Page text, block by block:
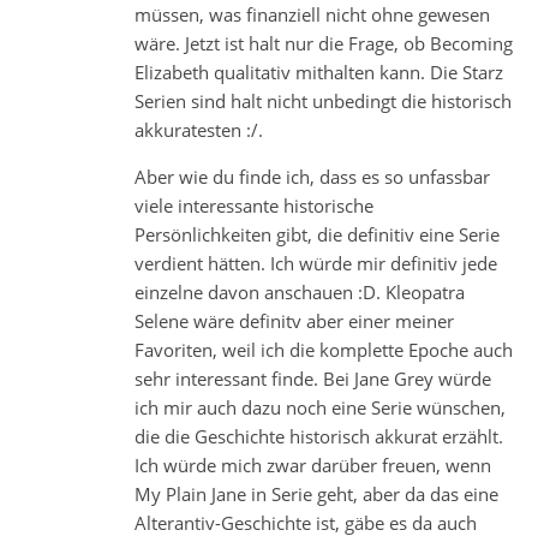
müssen, was finanziell nicht ohne gewesen
wäre. Jetzt ist halt nur die Frage, ob Becoming
Elizabeth qualitativ mithalten kann. Die Starz
Serien sind halt nicht unbedingt die historisch
akkuratesten :/.
Aber wie du finde ich, dass es so unfassbar
viele interessante historische
Persönlichkeiten gibt, die definitiv eine Serie
verdient hätten. Ich würde mir definitiv jede
einzelne davon anschauen :D. Kleopatra
Selene wäre definitv aber einer meiner
Favoriten, weil ich die komplette Epoche auch
sehr interessant finde. Bei Jane Grey würde
ich mir auch dazu noch eine Serie wünschen,
die die Geschichte historisch akkurat erzählt.
Ich würde mich zwar darüber freuen, wenn
My Plain Jane in Serie geht, aber da das eine
Alterantiv-Geschichte ist, gäbe es da auch